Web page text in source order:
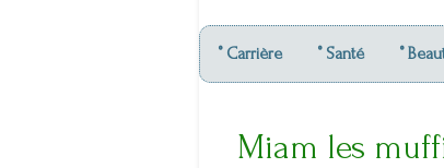
° Carrière ° Santé °
Miam les